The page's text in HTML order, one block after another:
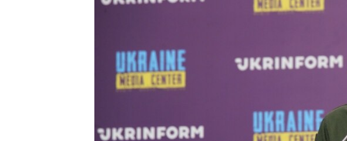
УКРАИНСКАЯ ПРОБЛЕМА КРЫМА